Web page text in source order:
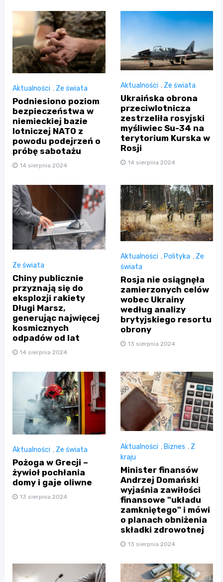
Aktualności , Ze świata
Podniesiono poziom
bezpieczeństwa w
niemieckiej bazie
lotniczej NATO z
powodu podejrzeń o
próbę sabotażu
14 sierpnia 2024
Aktualności , Ze świata
Ukraińska obrona
przeciwlotnicza
zestrzeliła rosyjski
myśliwiec Su-34 na
terytorium Kurska w
Rosji
14 sierpnia 2024
Ze świata
Chiny publicznie
przyznają się do
eksplozji rakiety
Długi Marsz,
generując najwięcej
kosmicznych
odpadów od lat
14 sierpnia 2024
Aktualności , Polityka , Ze
świata
Rosja nie osiągnęła
zamierzonych celów
wobec Ukrainy
według analizy
brytyjskiego resortu
obrony
13 sierpnia 2024
Aktualności , Ze świata
Pożoga w Grecji –
żywioł pochłania
domy i gaje oliwne
13 sierpnia 2024
Aktualności , Biznes , Z
kraju
Minister finansów
Andrzej Domański
wyjaśnia zawiłości
finansowe "układu
zamkniętego" i mówi
o planach obniżenia
składki zdrowotnej
13 sierpnia 2024